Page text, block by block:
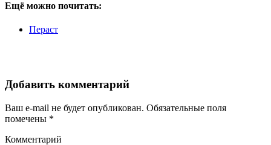
Ещё можно почитать:
Пераст
Добавить комментарий
Ваш e-mail не будет опубликован. Обязательные поля
помечены *
Комментарий